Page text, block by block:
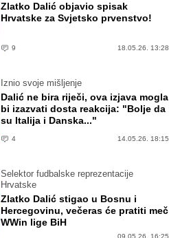
Zlatko Dalić objavio spisak
Hrvatske za Svjetsko prvenstvo!
9 18.05.26. 13:28
Iznio svoje mišljenje
Dalić ne bira riječi, ova izjava mogla
bi izazvati dosta reakcija: "Bolje da
su Italija i Danska..."
4 14.05.26. 18:15
Selektor fudbalske reprezentacije
Hrvatske
Zlatko Dalić stigao u Bosnu i
Hercegovinu, večeras će pratiti meč
WWin lige BiH